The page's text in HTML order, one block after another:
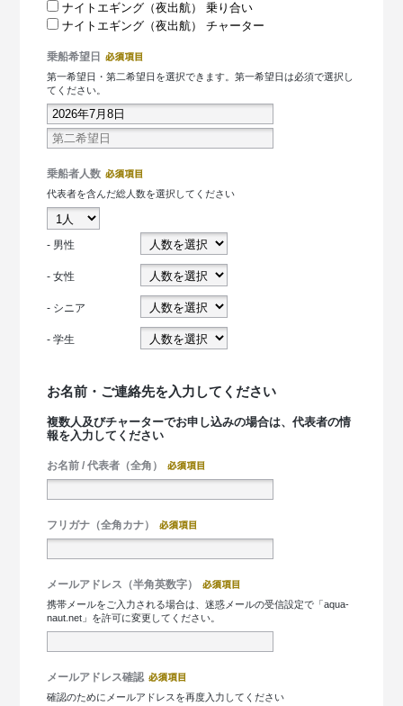
ナイトエギング（夜出航） 乗り合い
ナイトエギング（夜出航） チャーター
乗船希望日
第一希望日・第二希望日を選択できます。第一希望日は必須で選択し
てください。
乗船者人数
代表者を含んだ総人数を選択してください
- 男性
- 女性
- シニア
- 学生
お名前・ご連絡先を入力してください
複数人及びチャーターでお申し込みの場合は、代表者の情
報を入力してください
お名前 / 代表者（全角）
フリガナ（全角カナ）
メールアドレス（半角英数字）
携帯メールをご入力される場合は、迷惑メールの受信設定で「aqua-
naut.net」を許可に変更してください。
メールアドレス確認
確認のためにメールアドレスを再度入力してください